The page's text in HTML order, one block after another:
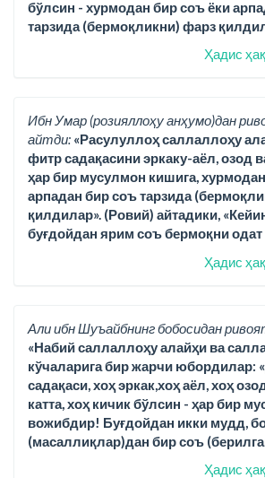
бўлсин - хурмодан бир соъ ёки
тарзида (бермоқликни) фарз
Ҳадис
Ибн Умар (розияллоҳу анҳумо)дан
айтди: «Расулуллоҳ саллаллоҳу
фитр садақасини эркаку-аёл, озод
ҳар бир мусулмон кишига,
арпадан бир соъ тарзида
қилдилар». (Ровий) айтадики,
буғдойдан ярим соъ бермоқни
Ҳадис
Али ибн Шуъайбнинг бобосидан
«Набий саллаллоҳу алайҳи ва
кўчаларига бир жарчи юбордилар:
садақаси, хоҳ эркак,хоҳ аёл, хоҳ
катта, хоҳ кичик бўлсин - ҳар бир
вожибдир! Буғдойдан икки мудд,
(масаллиқлар)дан бир соъ
Ҳадис